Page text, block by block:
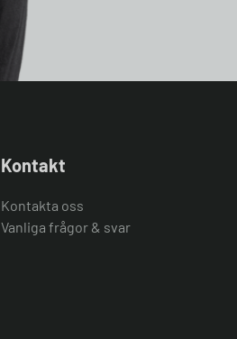
Kontakt
Kontakta oss
Vanliga frågor & svar